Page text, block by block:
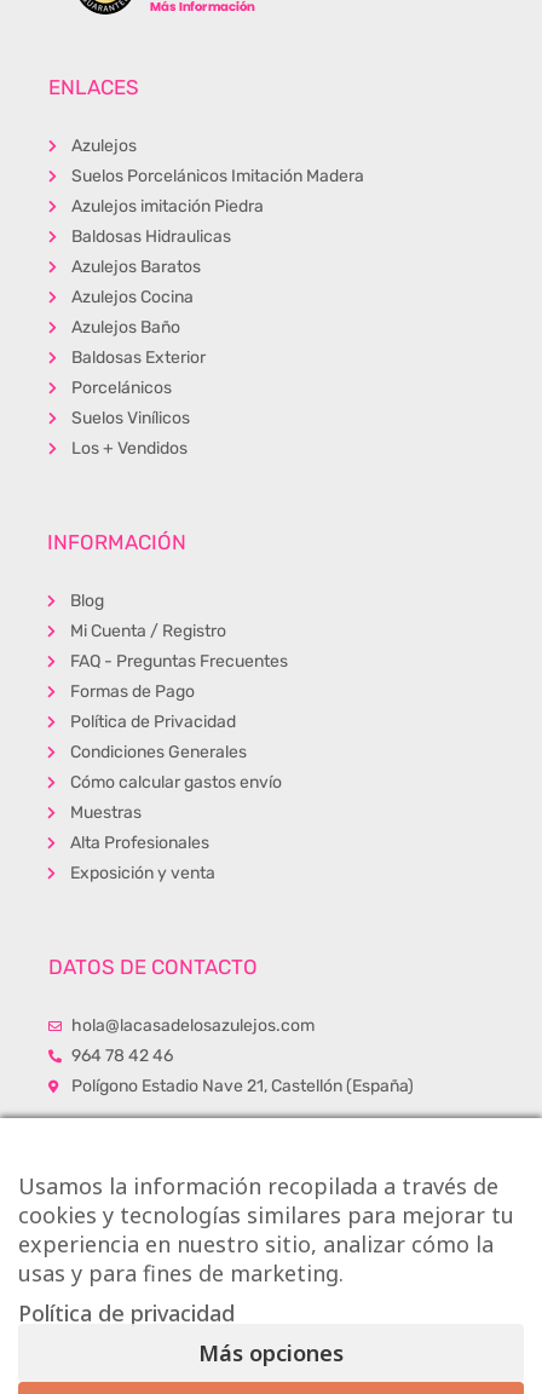
ENLACES
Azulejos
Suelos Porcelánicos Imitación Madera
Azulejos imitación Piedra
Baldosas Hidraulicas
Azulejos Baratos
Azulejos Cocina
Azulejos Baño
Baldosas Exterior
Porcelánicos
Suelos Vinílicos
Los + Vendidos
INFORMACIÓN
Blog
Mi Cuenta / Registro
FAQ - Preguntas Frecuentes
Formas de Pago
Política de Privacidad
Condiciones Generales
Cómo calcular gastos envío
Muestras
Alta Profesionales
Exposición y venta
DATOS DE CONTACTO
hola@lacasadelosazulejos.com
964 78 42 46
Polígono Estadio Nave 21, Castellón (España)
Usamos la información recopilada a través de
cookies y tecnologías similares para mejorar tu
experiencia en nuestro sitio, analizar cómo la
usas y para fines de marketing.
Política de privacidad
Más opciones